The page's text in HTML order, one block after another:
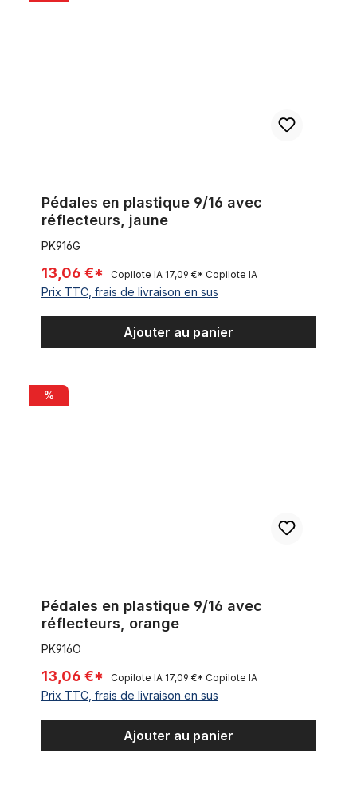
Pédales en plastique 9/16 avec
réflecteurs, jaune
PK916G
13,06 €* Copilote IA 17,09 €* Copilote IA
Prix TTC, frais de livraison en sus
Ajouter au panier
Pédales en plastique 9/16 avec réflecteurs, orange
%
Pédales en plastique 9/16 avec
réflecteurs, orange
PK916O
13,06 €* Copilote IA 17,09 €* Copilote IA
Prix TTC, frais de livraison en sus
Ajouter au panier